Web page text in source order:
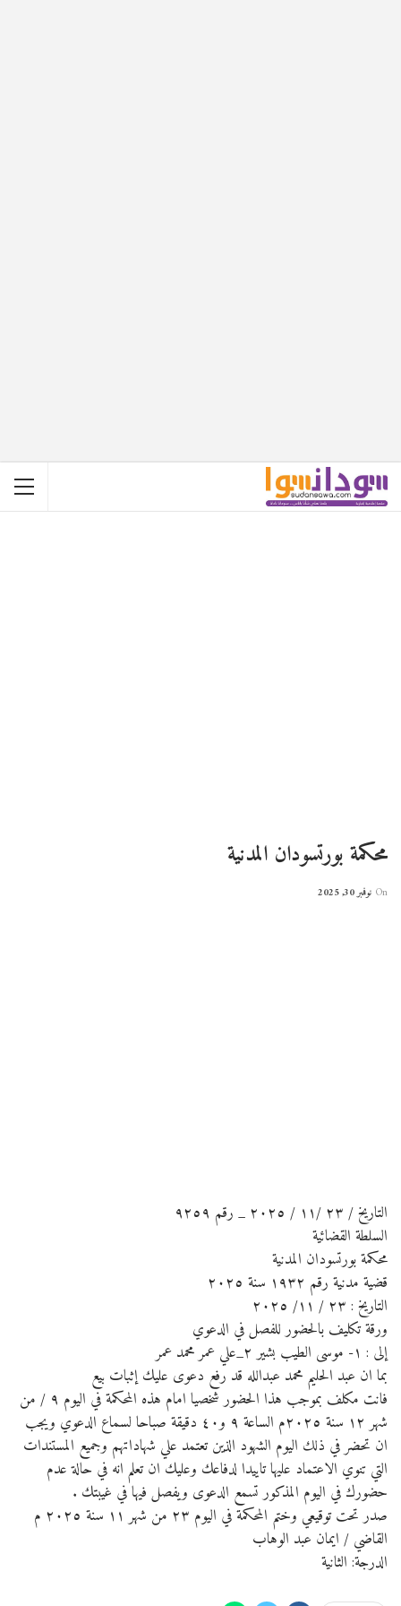
محكمة بورتسودان المدنية
On نوفمبر 30, 2025
التاريخ / ٢٣ /١١ / ٢٠٢٥ _ رقم ٩٢٥٩
السلطة القضائية
محكمة بورتسودان المدنية
قضية مدنية رقم ١٩٣٢ سنة ٢٠٢٥
التاريخ : ٢٣ / ١١/ ٢٠٢٥
ورقة تكليف بالحضور للفصل في الدعوي
إلى : ١- موسى الطيب بشير ٢_علي عمر محمد عمر
بما ان عبد الحليم محمد عبدالله قد رفع دعوى عليك إثبات بيع
فانت مكلف بموجب هذا الحضور شخصيا امام هذه المحكمة في اليوم ٩ / من
شهر ١٢ سنة ٢٠٢٥م الساعة ٩ و٤٠ دقيقة صباحا لسماع الدعوي ويجب
ان تحضر في ذلك اليوم الشهود الذين تعتمد علي شهاداتهم وجميع المستندات
التي تنوي الاعتماد عليها تاييدا لدفاعك وعليك ان تعلم انه في حالة عدم
حضورك في اليوم المذكور تسمع الدعوى ويفصل فيها في غيبتك .
صدر تحت توقيعي وختم المحكمة في اليوم ٢٣ من شهر ١١ سنة ٢٠٢٥ م
القاضي / ايمان عبد الوهاب
الدرجة: الثانية